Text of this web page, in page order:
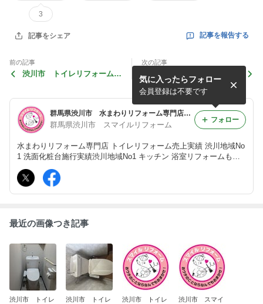
3
記事をシェア 記事を報告する
前の記事
渋川市 トイレリフォーム
次の記事
渋川市 スマイルリフォー
ム 今年もお世話になりまし
た
群馬県渋川市 水まわりリフォーム専門店 スマイルリフォーム
群馬県渋川市 スマイルリフォーム
水まわりリフォーム専門店 トイレリフォーム売上実績 渋川地域No
1 洗面化粧台施行実績渋川地域No1 キッチン 浴室リフォームもお
気に入ったらフォロー
会員登録は不要です
フォロー
最近の画像つき記事
渋川市 トイレ
渋川市 トイレ
渋川市 トイレ
渋川市 スマイ